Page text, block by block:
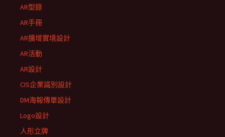
AR型錄
AR手冊
AR擴增實境設計
AR活動
AR設計
CIS企業識別設計
DM海報傳單設計
Logo設計
人形立牌